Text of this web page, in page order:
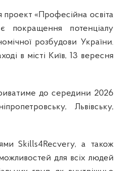
проект «Професійна освіта
покращення потенціалу
розбудови України.
в місті Київ, 13 вересня
до середини 2026
Львівську,
Skills4Recvery, а також
для всіх людей